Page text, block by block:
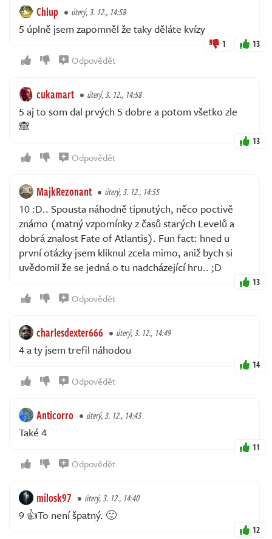
Chlup úterý, 3. 12., 14:58
5 úplně jsem zapomněl že taky děláte kvízy
1 13
Odpovědět
cukamart úterý, 3. 12., 14:58
5 aj to som dal prvých 5 dobre a potom všetko zle
🙈
13
Odpovědět
MajkRezonant úterý, 3. 12., 14:55
10 :D.. Spousta náhodně tipnutých, něco poctivě
známo (matný vzpomínky z časů starých Levelů a
dobrá znalost Fate of Atlantis). Fun fact: hned u
první otázky jsem kliknul zcela mimo, aniž bych si
uvědomil že se jedná o tu nadcházející hru.. ;D
13
Odpovědět
charlesdexter666 úterý, 3. 12., 14:49
4 a ty jsem trefil náhodou
14
Odpovědět
Anticorro úterý, 3. 12., 14:43
Také 4
11
Odpovědět
milosk97 úterý, 3. 12., 14:40
9 👍To není špatný. 🙂
12